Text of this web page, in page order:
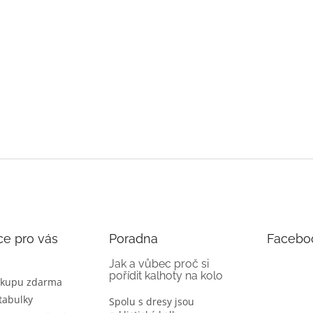
pro vás
zdarma
Poradna
Jak a vůbec proč si
pořídit kalhoty na kolo
Spolu s dresy jsou